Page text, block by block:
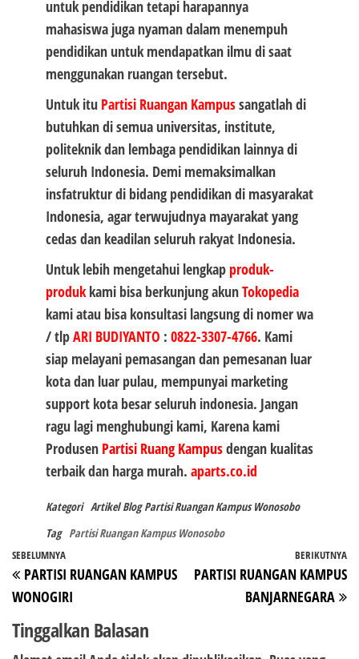
untuk pendidikan tetapi harapannya
mahasiswa juga nyaman dalam menempuh
pendidikan untuk mendapatkan ilmu di saat
menggunakan ruangan tersebut.
Untuk itu Partisi Ruangan Kampussangatlah di
butuhkan di semua universitas, institute,
politeknik dan lembaga pendidikan lainnya di
seluruh Indonesia. Demi memaksimalkan
insfatruktur di bidang pendidikan di masyarakat
Indonesia, agar terwujudnya mayarakat yang
cedas dan keadilan seluruh rakyat Indonesia.
Untuk lebih mengetahui lengkap produk-
produkkami bisa berkunjung akunTokopedia
kami atau bisa konsultasi langsung di nomer wa
/ tlpARI BUDIYANTO : 0822-3307-4766. Kami
siap melayani pemasangan dan pemesanan luar
kota dan luar pulau, mempunyai marketing
support kota besar seluruh indonesia. Jangan
ragu lagi menghubungi kami, Karena kami
Produsen Partisi Ruang Kampusdengan kualitas
terbaik dan harga murah. aparts.co.id
Kategori Artikel Blog Partisi Ruangan Kampus Wonosobo
Tag Partisi Ruangan Kampus Wonosobo
Navigasi
pos
Pos
Sebelumnya
SEBELUMNYA
PARTISI RUANGAN KAMPUS
WONOGIRI
BERIKUTNYA
PARTISI RUANGAN KAMPUS
BANJARNEGARA
Tinggalkan Balasan